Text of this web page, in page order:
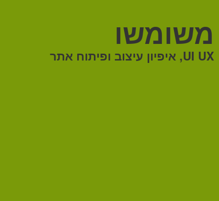
משומשו
UI UX, איפיון עיצוב ופיתוח אתר